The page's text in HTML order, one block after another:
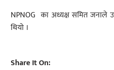
NPNOG का अध्यक्ष समित जनाले
थियो ।
Share It On: